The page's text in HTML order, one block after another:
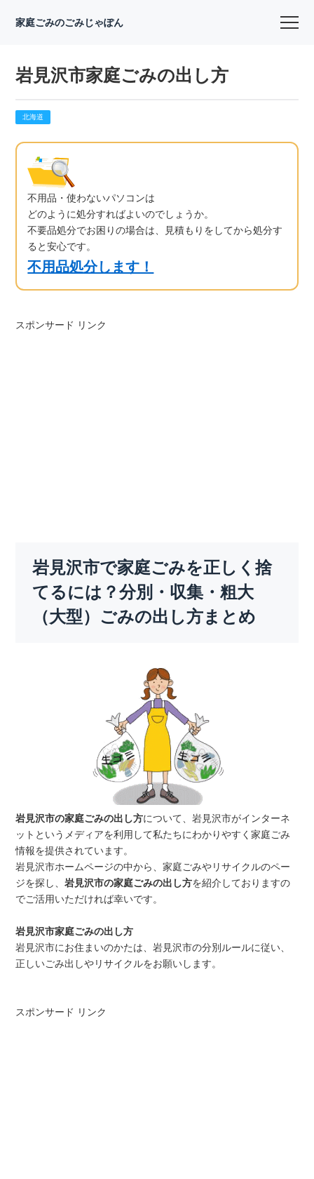
家庭ごみのごみじゃぽん
岩見沢市家庭ごみの出し方
北海道
不用品・使わないパソコンは
どのように処分すればよいのでしょうか。
不要品処分でお困りの場合は、見積もりをしてから処分す
ると安心です。
不用品処分します！
スポンサード リンク
岩見沢市で家庭ごみを正しく捨
てるには？分別・収集・粗大
（大型）ごみの出し方まとめ
岩見沢市の家庭ごみの出し方について、岩見沢市がインターネ
ットというメディアを利用して私たちにわかりやすく家庭ごみ
情報を提供されています。
岩見沢市ホームページの中から、家庭ごみやリサイクルのペー
ジを探し、岩見沢市の家庭ごみの出し方を紹介しておりますの
でご活用いただければ幸いです。
岩見沢市家庭ごみの出し方
岩見沢市にお住まいのかたは、岩見沢市の分別ルールに従い、
正しいごみ出しやリサイクルをお願いします。
スポンサード リンク